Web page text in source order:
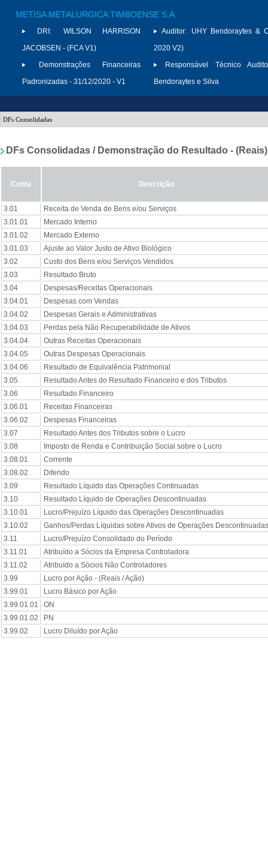
METISA METALURGICA TIMBOENSE S.A.
DRI:
WILSON HARRISON
JACOBSEN - (FCA V1)
Demonstrações Financeiras
Padronizadas - 31/12/2020 - V1
Auditor:
UHY Bendoraytes &
2020 V2)
Responsável Técnico
Bendoraytes e Silva